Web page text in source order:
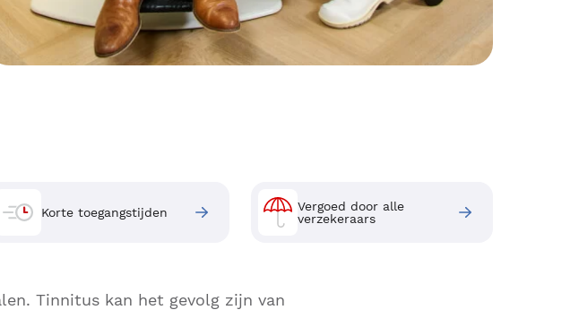
Korte toegangstijden
Vergoed door alle
verzekeraars
Tinnitus kan het gevolg zijn van